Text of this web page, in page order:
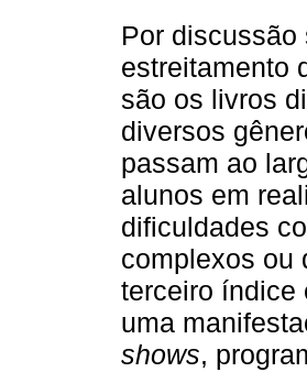
Por discussão
estreitamento
são os livros
diversos
passam ao
alunos em
dificuldades
complexos ou
terceiro índice
uma
shows,